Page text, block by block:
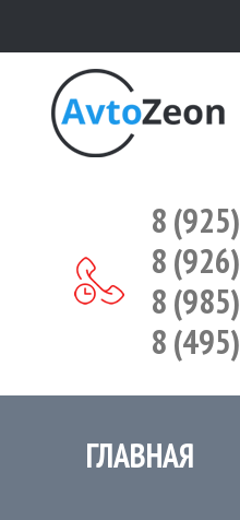
8 (925)
8 (926)
8 (985)
8 (495)
ГЛАВНАЯ